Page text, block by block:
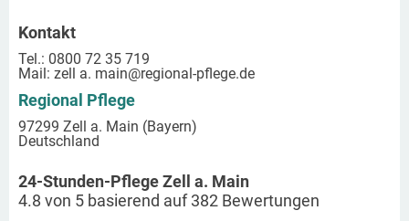
Kontakt
Tel.: 0800 72 35 719
Mail: zell a. main@regional-pflege.de
Regional Pflege
97299 Zell a. Main (Bayern)
Deutschland
24-Stunden-Pflege Zell a. Main
4.8 von 5 basierend auf382 Bewertungen